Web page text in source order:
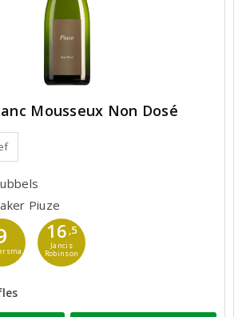
Mousseux Non Dosé
Piuze
16 ,5
Jancis
Robinson